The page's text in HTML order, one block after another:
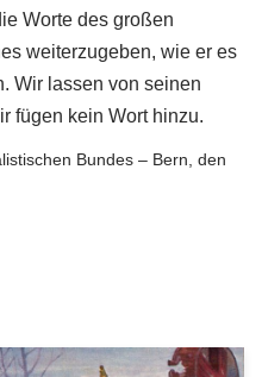
Worte des großen
weiterzugeben, wie er es
Wir lassen von seinen
fügen kein Wort hinzu.
Bundes – Bern, den